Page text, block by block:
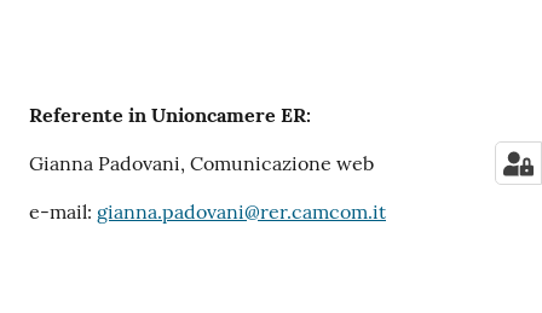
Referente in Unioncamere ER:
Gianna Padovani, Comunicazione web
e-mail: gianna.padovani@rer.camcom.it